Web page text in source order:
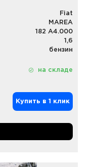
Fiat
MAREA
182 A4.000
1,6
бензин
на складе
Купить в 1 клик